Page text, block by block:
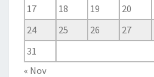
17
18 19 20
24
25 26 27
31
« Nov